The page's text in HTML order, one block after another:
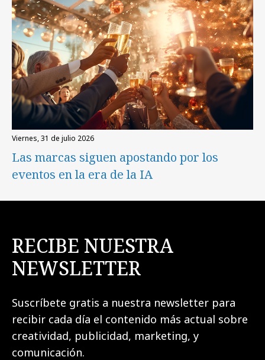
viernes, 31 de julio 2026
Las marcas siguen apostando por los
eventos en la era de la IA
RECIBE NUESTRA
NEWSLETTER
Suscríbete gratis a nuestra newsletter para
recibir cada día el contenido más actual sobre
creatividad, publicidad, marketing, y
comunicación.